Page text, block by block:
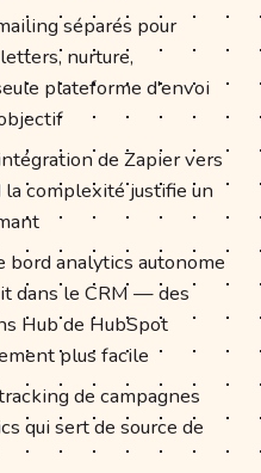
séparés pour
nurture,
plateforme d'envoi
de Zapier vers
la complexité justifie un
bord analytics autonome
dans le CRM — des
Hub de HubSpot
plus facile
de campagnes
qui sert de source de